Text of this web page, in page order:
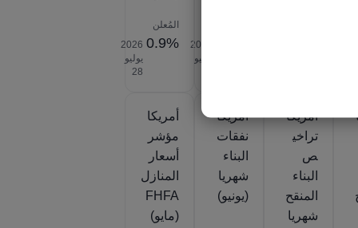
2026‎
يوليو
المُعلن
0.9%
2026‎
يوليو
‎28
أمريكا
تراخي
ص
البناء
المنقح
شهريا
أمريكا
نفقات
البناء
شهريا
(يونيو)
أمريكا
مؤشر
أسعار
المنازل
FHFA
(مايو)